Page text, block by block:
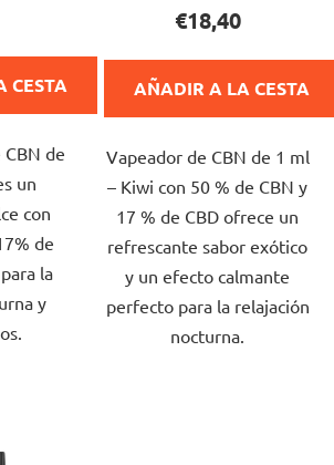
CESTA
de
un
con
de
la
y
del
producto
es
5,0
sobre
5
estrellas.
€18,40
AÑADIR A LA CESTA
Vapeador de CBN de 1 ml
– Kiwi con 50 % de CBN y
17 % de CBD ofrece un
refrescante sabor exótico
y un efecto calmante
perfecto para la relajación
nocturna.